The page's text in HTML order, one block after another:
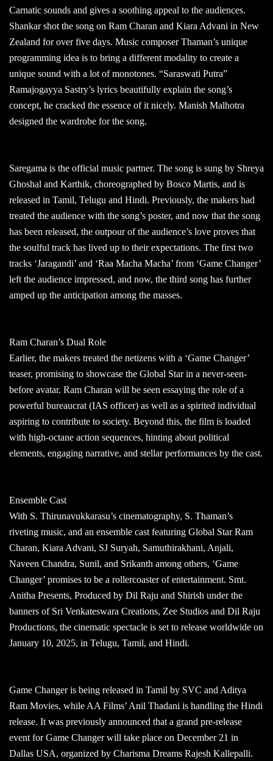
Carnatic sounds and gives a soothing appeal to the audiences.
Shankar shot the song on Ram Charan and Kiara Advani in New
Zealand for over five days. Music composer Thaman’s unique
programming idea is to bring a different modality to create a
unique sound with a lot of monotones. “Saraswati Putra”
Ramajogayya Sastry’s lyrics beautifully explain the song’s
concept, he cracked the essence of it nicely. Manish Malhotra
designed the wardrobe for the song.
Saregama is the official music partner. The song is sung by Shreya
Ghoshal and Karthik, choreographed by Bosco Martis, and is
released in Tamil, Telugu and Hindi. Previously, the makers had
treated the audience with the song’s poster, and now that the song
has been released, the outpour of the audience’s love proves that
the soulful track has lived up to their expectations. The first two
tracks ‘Jaragandi’ and ‘Raa Macha Macha’ from ‘Game Changer’
left the audience impressed, and now, the third song has further
amped up the anticipation among the masses.
Ram Charan’s Dual Role
Earlier, the makers treated the netizens with a ‘Game Changer’
teaser, promising to showcase the Global Star in a never-seen-
before avatar. Ram Charan will be seen essaying the role of a
powerful bureaucrat (IAS officer) as well as a spirited individual
aspiring to contribute to society. Beyond this, the film is loaded
with high-octane action sequences, hinting about political
elements, engaging narrative, and stellar performances by the cast.
Ensemble Cast
With S. Thirunavukkarasu’s cinematography, S. Thaman’s
riveting music, and an ensemble cast featuring Global Star Ram
Charan, Kiara Advani, SJ Suryah, Samuthirakhani, Anjali,
Naveen Chandra, Sunil, and Srikanth among others, ‘Game
Changer’ promises to be a rollercoaster of entertainment. Smt.
Anitha Presents, Produced by Dil Raju and Shirish under the
banners of Sri Venkateswara Creations, Zee Studios and Dil Raju
Productions, the cinematic spectacle is set to release worldwide on
January 10, 2025, in Telugu, Tamil, and Hindi.
Game Changer is being released in Tamil by SVC and Aditya
Ram Movies, while AA Films’ Anil Thadani is handling the Hindi
release. It was previously announced that a grand pre-release
event for Game Changer will take place on December 21 in
Dallas USA, organized by Charisma Dreams Rajesh Kallepalli.